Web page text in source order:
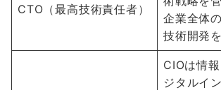
CTO（最高技術責任者）
企業全体
技術開発
CIOは情
ジタルイ